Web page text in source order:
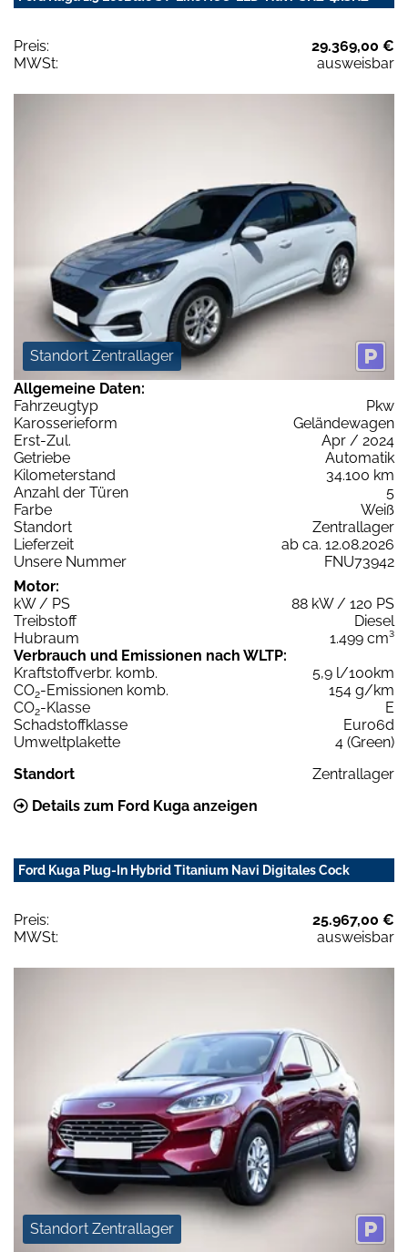
Preis:
29.369,00 €
MWSt:
ausweisbar
Standort Zentrallager
Allgemeine Daten:
Fahrzeugtyp
Pkw
Karosserieform
Geländewagen
Erst-Zul.
Apr / 2024
Getriebe
Automatik
Kilometerstand
34.100 km
Anzahl der Türen
5
Farbe
Weiß
Standort
Zentrallager
Lieferzeit
ab ca. 12.08.2026
Unsere Nummer
FNU73942
Motor:
kW / PS
88 kW / 120 PS
Treibstoff
Diesel
Hubraum
1.499 cm³
Verbrauch und Emissionen nach WLTP:
Kraftstoffverbr. komb.
5,9 l/100km
CO2-Emissionen komb.
154 g/km
CO2-Klasse
E
Schadstoffklasse
Euro6d
Umweltplakette
4 (Green)
Standort
Zentrallager
Details zum Ford Kuga anzeigen
Ford Kuga Plug-In Hybrid Titanium Navi Digitales Cock
Preis:
25.967,00 €
MWSt:
ausweisbar
Standort Zentrallager